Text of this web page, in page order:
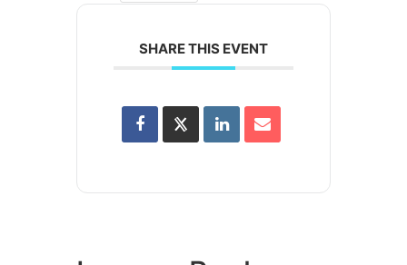
SHARE THIS EVENT